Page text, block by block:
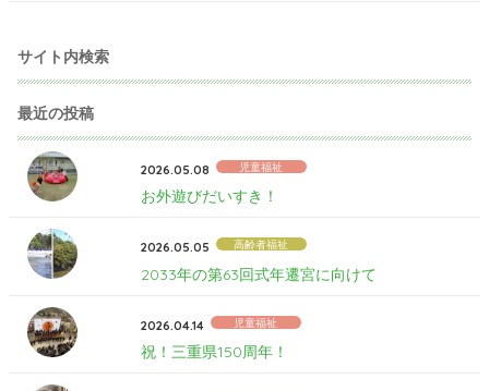
サイト内検索
最近の投稿
2026.05.08 児童福祉
お外遊びだいすき！
2026.05.05 高齢者福祉
2033年の第63回式年遷宮に向けて
2026.04.14 児童福祉
祝！三重県150周年！